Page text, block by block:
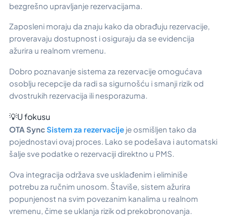
bezgrešno upravljanje rezervacijama.
Zaposleni moraju da znaju kako da obrađuju rezervacije,
proveravaju dostupnost i osiguraju da se evidencija
ažurira u realnom vremenu.
Dobro poznavanje sistema za rezervacije omogućava
osoblju recepcije da radi sa sigurnošću i smanji rizik od
dvostrukih rezervacija ili nesporazuma.
💡U fokusu
OTA SyncSistem za rezervacije je osmišljen tako da
pojednostavi ovaj proces. Lako se podešava i automatski
šalje sve podatke o rezervaciji direktno u PMS.
Ova integracija održava sve usklađenim i eliminiše
potrebu za ručnim unosom. Štaviše, sistem ažurira
popunjenost na svim povezanim kanalima u realnom
vremenu, čime se uklanja rizik od prekobronovanja.